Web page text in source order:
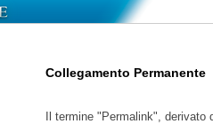
Collegamento Permanente
Il termine "Permalink",